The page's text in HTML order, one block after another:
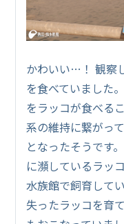
かわいい…！ 観察
を食べていました
をラッコが食べる
系の維持に繋がっ
となったそうです
に瀕しているラッ
水族館で飼育して
失ったラッコを育